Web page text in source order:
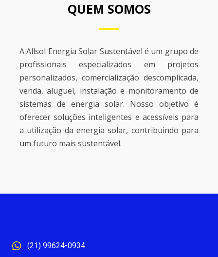
QUEM SOMOS
A Allsol Energia Solar Sustentável é um grupo de
profissionais especializados em projetos
personalizados, comercialização descomplicada,
venda, aluguel, instalação e monitoramento de
sistemas de energia solar. Nosso objetivo é
oferecer soluções inteligentes e acessíveis para
a utilização da energia solar, contribuindo para
um futuro mais sustentável.
(21) 99624-0934